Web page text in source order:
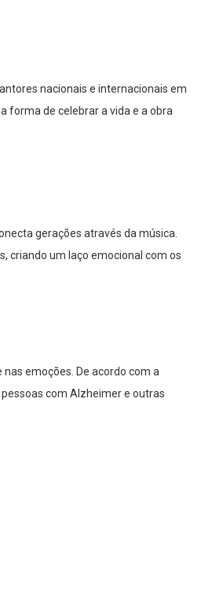
nacionais e internacionais em
forma de celebrar a vida e a obra
gerações através da música.
criando um laço emocional com os
emoções. De acordo com a
com Alzheimer e outras